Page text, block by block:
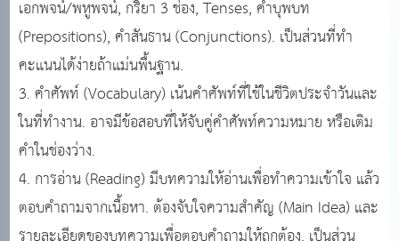
เอกพจน์/พหูพจน์, กริยา 3 ช่อง, Tenses, คำบุพบท
(Prepositions), คำสันธาน (Conjunctions). เป็นส่วนที่ทำ
คะแนนได้ง่ายถ้าแม่นพื้นฐาน.
3. คำศัพท์ (Vocabulary) เน้นคำศัพท์ที่ใช้ในชีวิตประจำวันและ
ในที่ทำงาน. อาจมีข้อสอบที่ให้จับคู่คำศัพท์ความหมาย หรือเติม
คำในช่องว่าง.
4. การอ่าน (Reading) มีบทความให้อ่านเพื่อทำความเข้าใจ แล้ว
ตอบคำถามจากเนื้อหา. ต้องจับใจความสำคัญ (Main Idea) และ